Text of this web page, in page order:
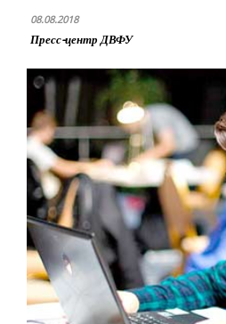
08.08.2018
Пресс-центр ДВФУ